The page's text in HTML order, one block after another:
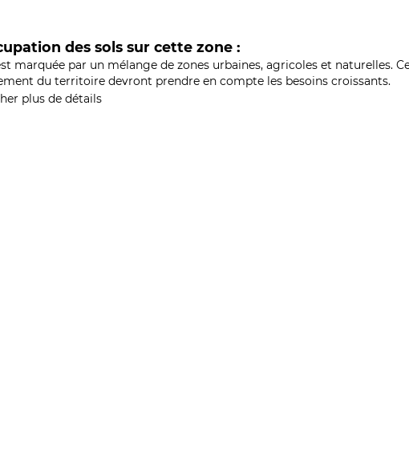
des sols sur cette zone :
marquée par un mélange de zones urbaines, agricoles et naturelles.
du territoire devront prendre en compte les besoins croissants.
plus de détails